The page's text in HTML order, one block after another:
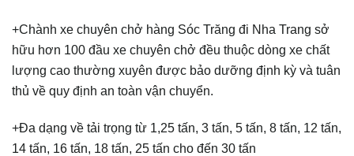
+Chành xe chuyên chở hàng Sóc Trăng đi Nha Trang sở
hữu hơn 100 đầu xe chuyên chở đều thuộc dòng xe chất
lượng cao thường xuyên được bảo dưỡng định kỳ và tuân
thủ về quy định an toàn vận chuyển.
+Đa dạng về tải trọng từ 1,25 tấn, 3 tấn, 5 tấn, 8 tấn, 12 tấn,
14 tấn, 16 tấn, 18 tấn, 25 tấn cho đến 30 tấn